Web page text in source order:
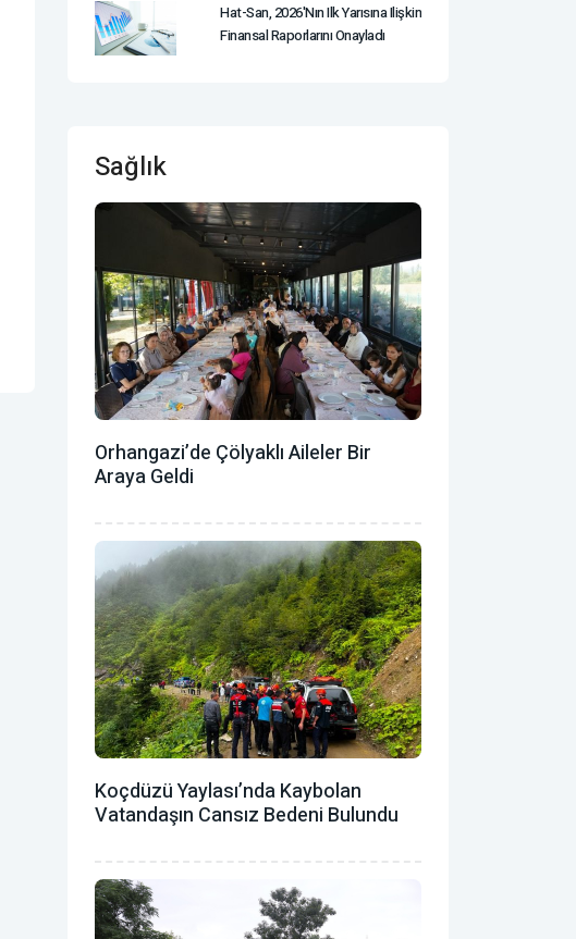
Hat-San, 2026'nın Ilk Yarısına Ilişkin
Finansal Raporlarını Onayladı
Sağlık
Orhangazi’de Çölyaklı Aileler Bir
Araya Geldi
Koçdüzü Yaylası’nda Kaybolan
Vatandaşın Cansız Bedeni Bulundu